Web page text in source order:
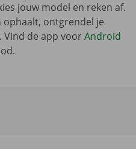
jouw model en reken af.
ophaalt, ontgrendel je
Vind de app voorAndroid